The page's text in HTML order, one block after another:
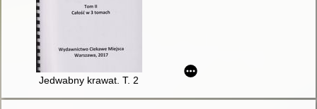
Jedwabny krawat. T. 2